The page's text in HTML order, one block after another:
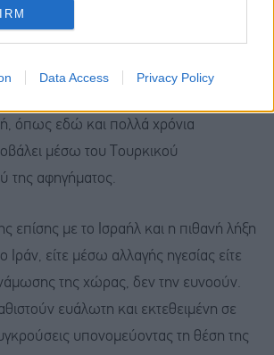
Data Access Privacy Policy
της Ελλάδας σε συνδυασμό
να παραμείνει επιτήδεια ουδέτερη
ρόλο ειρηνοποιού στην Μέση
όπως εδώ και πολλά χρόνια
μέσω του Τουρκικού
της αφηγήματος.
επίσης με το Ισραήλ και η πιθανή λήξη
Ιράν, είτε μέσω αλλαγής ηγεσίας είτε
της χώρας, δεν την ευνοούν.
ευάλωτη και εκτεθειμένη σε
υπονομεύοντας τη θέση της